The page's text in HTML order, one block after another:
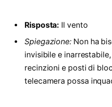
Risposta: Il vento
Spiegazione: Non ha
invisibile e
recinzioni e posti di
telecamera possa